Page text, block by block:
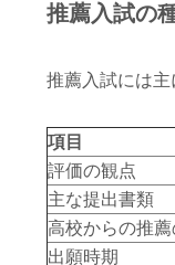
推薦入試の
推薦入試には主
項目
評価の観点
主な提出書類
高校からの推
出願時期